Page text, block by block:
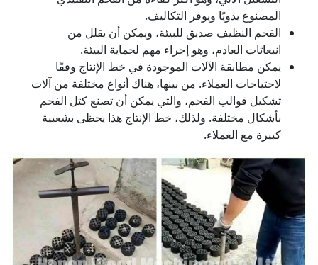
المصنوع يدويًا ويوفر التكاليف.
الفحم النظيف صديق للبيئة، ويمكن أن يقلل من
انبعاثات العادم، وهو إجراء مهم لحماية البيئة.
يمكن مطابقة الآلات الموجودة في خط الإنتاج وفقًا
لاحتياجات العملاء. من بينها، هناك أنواع مختلفة من آلات
تشكيل قوالب الفحم، والتي يمكن أن تصنع كتل الفحم
بأشكال مختلفة. ولذلك، خط الإنتاج هذا يحظى بشعبية
كبيرة مع العملاء.